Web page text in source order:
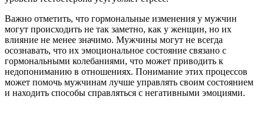
Важно отметить, что гормональные изменения у мужчин
могут происходить не так заметно, как у женщин, но их
влияние не менее значимо. Мужчины могут не всегда
осознавать, что их эмоциональное состояние связано с
гормональными колебаниями, что может приводить к
недопониманию в отношениях. Понимание этих процессов
может помочь мужчинам лучше управлять своим состоянием
и находить способы справляться с негативными эмоциями.